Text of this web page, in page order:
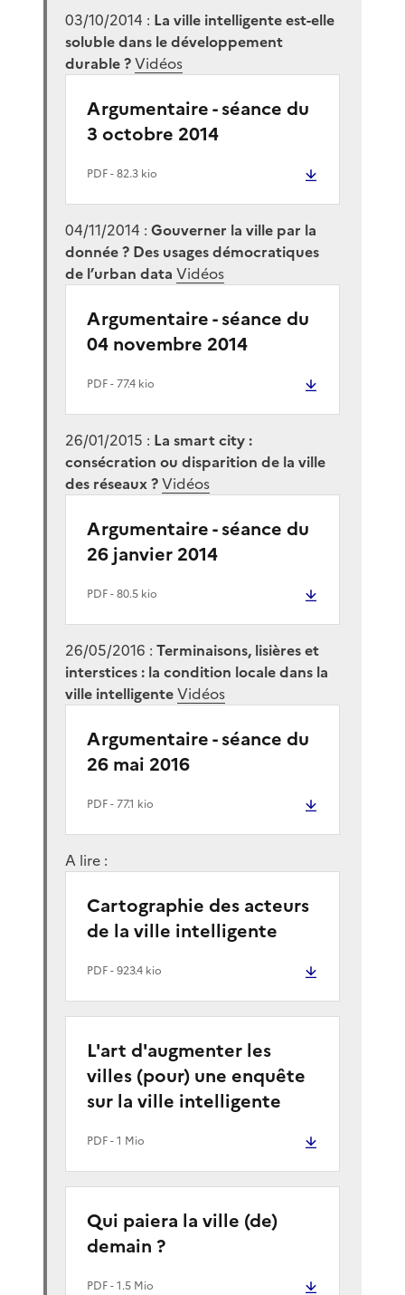
03/10/2014 : La ville intelligente est-elle
soluble dans le développement
durable ?Vidéos
Argumentaire - séance du
3 octobre 2014
PDF- 82.3 kio
04/11/2014 : Gouverner la ville par la
donnée ? Des usages démocratiques
de l’urban data Vidéos
Argumentaire - séance du
04 novembre 2014
PDF- 77.4 kio
26/01/2015 : La smart city :
consécration ou disparition de la ville
des réseaux ?Vidéos
Argumentaire - séance du
26 janvier 2014
PDF- 80.5 kio
26/05/2016 : Terminaisons, lisières et
interstices : la condition locale dans la
ville intelligenteVidéos
Argumentaire - séance du
26 mai 2016
PDF- 77.1 kio
A lire :
Cartographie des acteurs
de la ville intelligente
PDF- 923.4 kio
L'art d'augmenter les
villes (pour) une enquête
sur la ville intelligente
PDF- 1 Mio
Qui paiera la ville (de)
demain ?
PDF- 1.5 Mio